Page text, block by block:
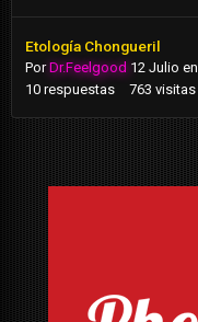
Etología Chongueril
PorDr.Feelgood 12 Julio en
10 respuestas 763 visitas